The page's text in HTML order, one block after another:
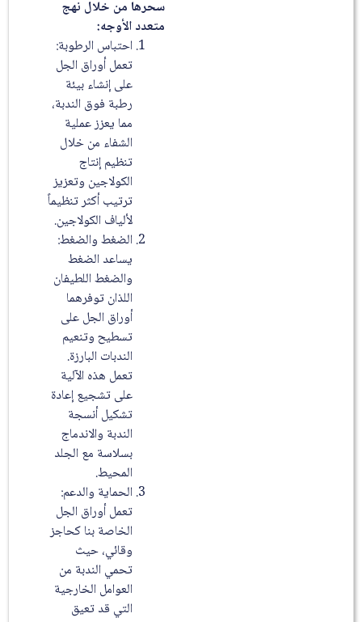
سحرها من خلال نهج
متعدد الأوجه:
احتباس الرطوبة:
تعمل أوراق الجل
على إنشاء بيئة
رطبة فوق الندبة،
مما يعزز عملية
الشفاء من خلال
تنظيم إنتاج
الكولاجين وتعزيز
ترتيب أكثر تنظيماً
لألياف الكولاجين.
الضغط والضغط:
يساعد الضغط
والضغط اللطيفان
اللذان توفرهما
أوراق الجل على
تسطيح وتنعيم
الندبات البارزة.
تعمل هذه الآلية
على تشجيع إعادة
تشكيل أنسجة
الندبة والاندماج
بسلاسة مع الجلد
المحيط.
الحماية والدعم:
تعمل أوراق الجل
الخاصة بنا كحاجز
وقائي، حيث
تحمي الندبة من
العوامل الخارجية
التي قد تعيق